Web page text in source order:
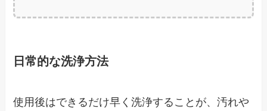
日常的な洗浄方法
使用後はできるだけ早く洗浄することが、汚れや